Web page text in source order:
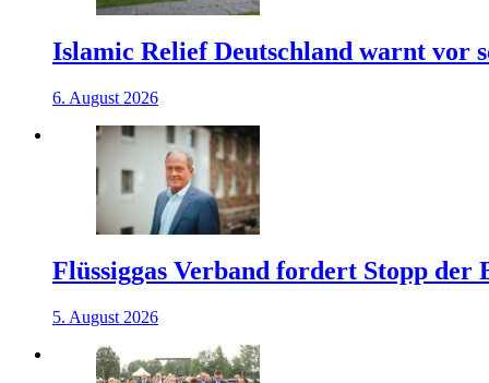
Islamic Relief Deutschland warnt vor
6. August 2026
Flüssiggas Verband fordert Stopp
5. August 2026